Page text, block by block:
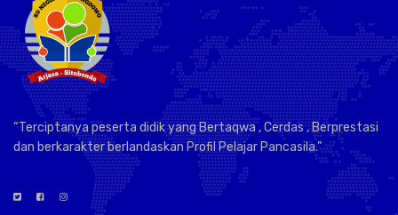
“Terciptanya peserta didik yang Bertaqwa , Cerdas , Berprestasi
dan berkarakter berlandaskan Profil Pelajar Pancasila.”